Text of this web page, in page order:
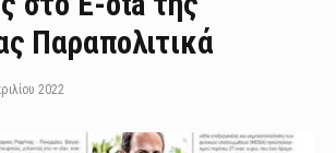
Παραπολιτικά
2022